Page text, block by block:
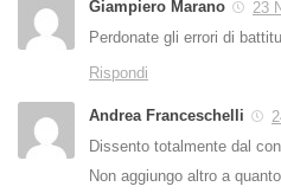
Giampiero Marano
23
Perdonate gli errori di
Rispondi
Andrea Franceschelli
Dissento totalmente dal
Non aggiungo altro a